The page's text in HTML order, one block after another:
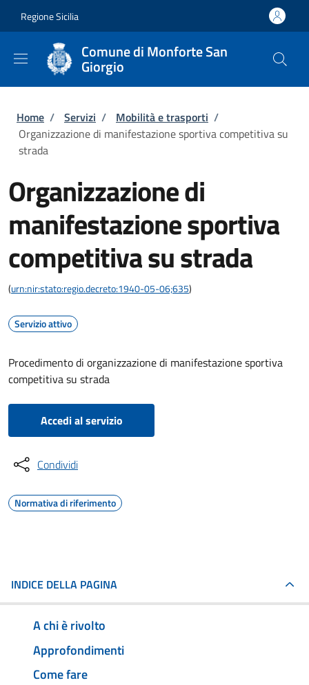
Regione Sicilia
Comune di Monforte San
Giorgio
Briciole di pane
Home / Servizi / Mobilità e trasporti /
Organizzazione di manifestazione sportiva competitiva su
strada
Organizzazione di
manifestazione sportiva
competitiva su strada
(urn:nir:stato:regio.decreto:1940-05-06;635)
Servizio attivo
Procedimento di organizzazione di manifestazione sportiva
competitiva su strada
Accedi al servizio
Condividi
Normativa di riferimento
INDICE DELLA PAGINA
A chi è rivolto
Approfondimenti
Come fare